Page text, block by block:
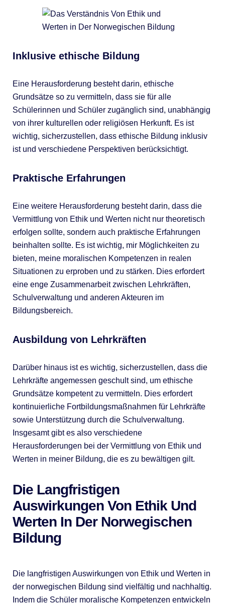
Inklusive ethische Bildung
Eine Herausforderung besteht darin, ethische
Grundsätze so zu vermitteln, dass sie für alle
Schülerinnen und Schüler zugänglich sind, unabhängig
von ihrer kulturellen oder religiösen Herkunft. Es ist
wichtig, sicherzustellen, dass ethische Bildung inklusiv
ist und verschiedene Perspektiven berücksichtigt.
Praktische Erfahrungen
Eine weitere Herausforderung besteht darin, dass die
Vermittlung von Ethik und Werten nicht nur theoretisch
erfolgen sollte, sondern auch praktische Erfahrungen
beinhalten sollte. Es ist wichtig, mir Möglichkeiten zu
bieten, meine moralischen Kompetenzen in realen
Situationen zu erproben und zu stärken. Dies erfordert
eine enge Zusammenarbeit zwischen Lehrkräften,
Schulverwaltung und anderen Akteuren im
Bildungsbereich.
Ausbildung von Lehrkräften
Darüber hinaus ist es wichtig, sicherzustellen, dass die
Lehrkräfte angemessen geschult sind, um ethische
Grundsätze kompetent zu vermitteln. Dies erfordert
kontinuierliche Fortbildungsmaßnahmen für Lehrkräfte
sowie Unterstützung durch die Schulverwaltung.
Insgesamt gibt es also verschiedene
Herausforderungen bei der Vermittlung von Ethik und
Werten in meiner Bildung, die es zu bewältigen gilt.
Die Langfristigen
Auswirkungen Von Ethik Und
Werten In Der Norwegischen
Bildung
Die langfristigen Auswirkungen von Ethik und Werten in
der norwegischen Bildung sind vielfältig und nachhaltig.
Indem die Schüler moralische Kompetenzen entwickeln